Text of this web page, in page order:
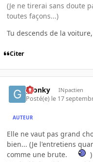
(Je ne tirerai sans doute
toutes façons...)
Tu descends de la
Citer
gronky INpactien
Posté(e) le 17
AUTEUR
Elle ne vaut pas grand
bien... (Je l'entretiens
comme une brute.
)